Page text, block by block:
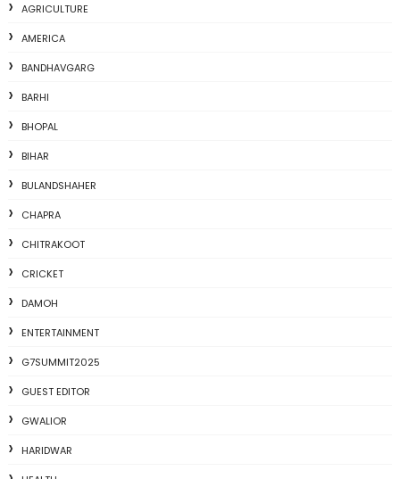
AGRICULTURE
AMERICA
BANDHAVGARG
BARHI
BHOPAL
BIHAR
BULANDSHAHER
CHAPRA
CHITRAKOOT
CRICKET
DAMOH
ENTERTAINMENT
G7SUMMIT2025
GUEST EDITOR
GWALIOR
HARIDWAR